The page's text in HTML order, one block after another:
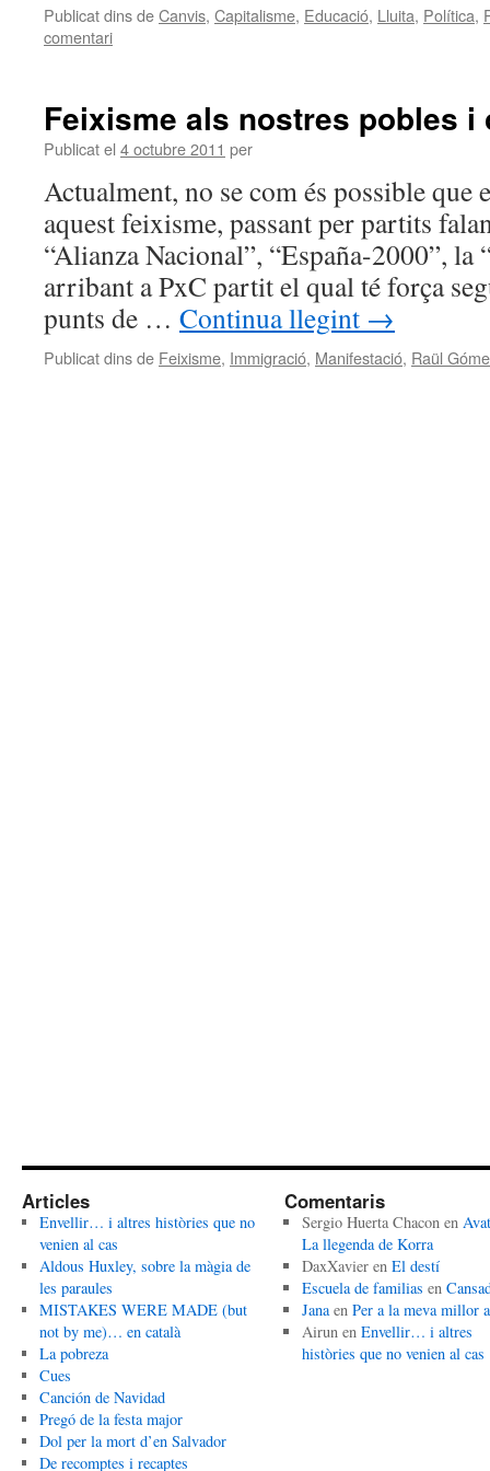
Publicat dins deCanvis, Capitalisme, Educació, Lluita, Política,
comentari
Feixisme als nostres pobles i
Publicat el 4 octubre 2011 per
Actualment, no se com és possible que
aquest feixisme, passant per partits
“Alianza Nacional”, “España-2000”, la
arribant a PxC partit el qual té força
punts de … Continua llegint →
Publicat dins de Feixisme, Immigració, Manifestació, Raül
Articles
Envellir… i altres històries que no
venien al cas
Aldous Huxley, sobre la màgia de
les paraules
MISTAKES WERE MADE (but
not by me)… en català
La pobreza
Cues
Canción de Navidad
Pregó de la festa major
Dol per la mort d’en Salvador
De recomptes i recaptes
Comentaris
Sergio Huerta Chaconen
La llegenda de Korra
DaxXavieren El destí
Escuela de familias en
Janaen Per a la meva millor
Airunen Envellir… i altres
històries que no venien al cas